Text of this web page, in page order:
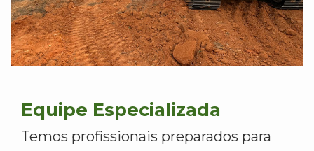
Equipe Especializada
Temos profissionais preparados para